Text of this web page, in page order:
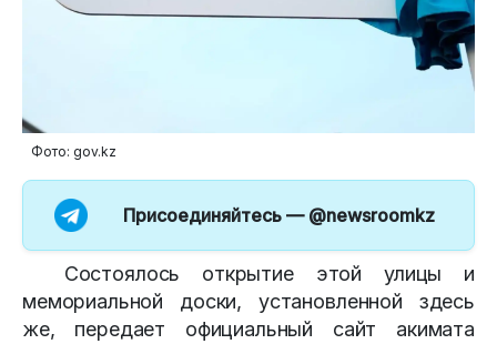
Фото: gov.kz
Присоединяйтесь — @newsroomkz
Состоялось открытие этой улицы и
мемориальной доски, установленной здесь
же, передает официальный сайт акимата